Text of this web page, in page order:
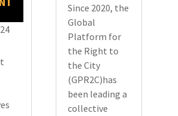
Since 2020, the
Global
Platform for
the Right to
the City
(GPR2C)has
been leading a
collective